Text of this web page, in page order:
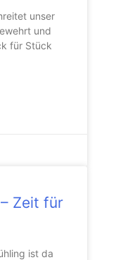
unser
und
für Stück
Zeit für
ist da